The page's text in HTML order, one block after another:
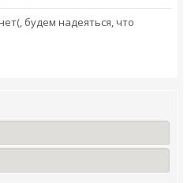
будем надеяться, что